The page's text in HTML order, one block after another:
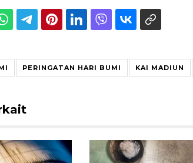
PERINGATAN HARI BUMI KAI MADIUN